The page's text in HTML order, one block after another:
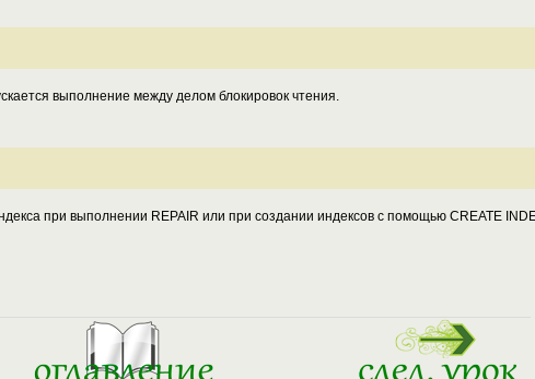
выполнение между делом блокировок чтения.
при выполнении REPAIR или при создании индексов с помощью CREATE